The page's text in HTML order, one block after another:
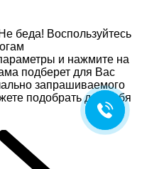
Не беда! Воспользуйтесь
и нажмите на
подберет для Вас
запрашиваемого
подобрать для себя